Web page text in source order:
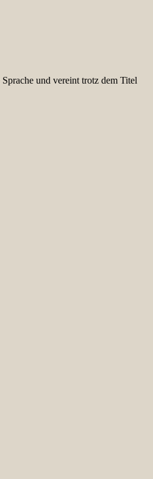
und vereint trotz dem Titel